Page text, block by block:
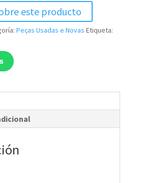
este producto
Peças Usadas e Novas Etiqueta: